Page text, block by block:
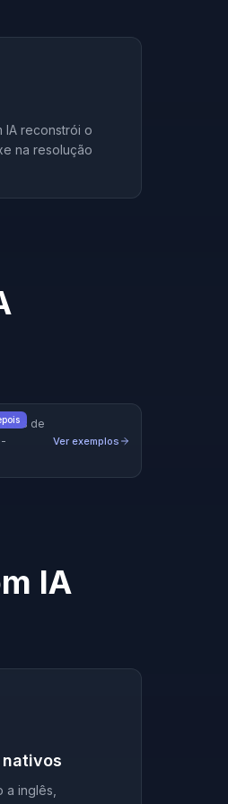
reconstrói o
na resolução
de
Ver exemplos
IA
nativos
a inglês,